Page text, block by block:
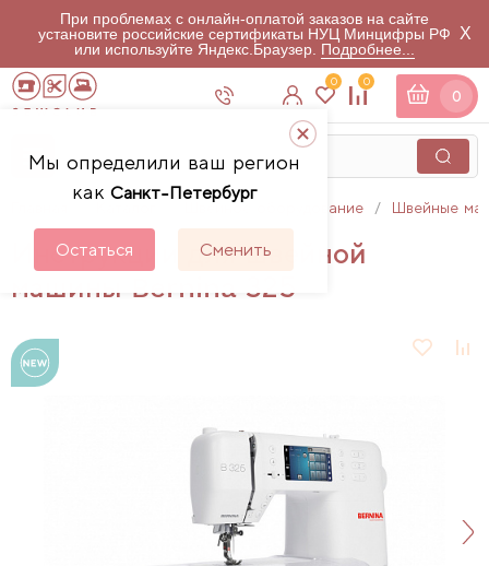
При проблемах с онлайн-оплатой заказов на сайте
установите российские сертификаты НУЦ Минцифры РФ
или используйте Яндекс.Браузер. Подробнее...
X
Мы определили ваш регион
как Санкт-Петербург
Остаться Сменить
0 0
0
Швейное оборудование Швейные
Инструкции для швейной
машины Bernina 325